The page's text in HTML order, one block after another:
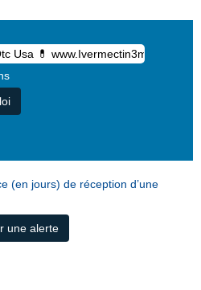
(en jours) de réception d’une
une alerte